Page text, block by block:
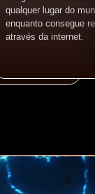
sem
COM
E SE
qualquer lugar do
enquanto consegue
através da internet.